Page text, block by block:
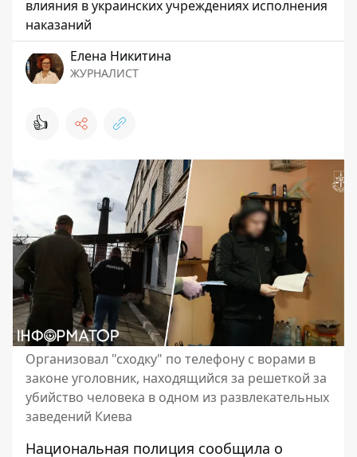
влияния в украинских учреждениях исполнения
наказаний
Елена Никитина
ЖУРНАЛИСТ
👍
Организовал "сходку" по телефону с ворами в
законе уголовник, находящийся за решеткой за
убийство человека в одном из развлекательных
заведений Киева
Национальная полиция сообщила о